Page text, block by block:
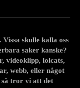
skulle kalla oss
saker kanske?
videoklipp, lolcats,
webb, eller något
så tror vi att det